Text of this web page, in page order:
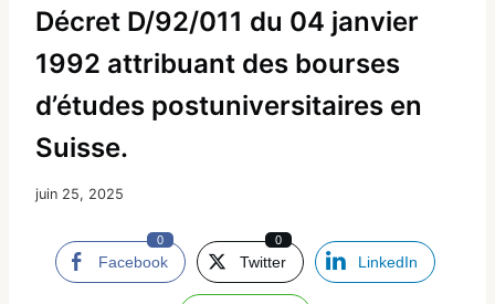
Décret D/92/011 du 04 janvier
1992 attribuant des bourses
d’études postuniversitaires en
Suisse.
juin 25, 2025
Facebook
0
Twitter
0
LinkedIn